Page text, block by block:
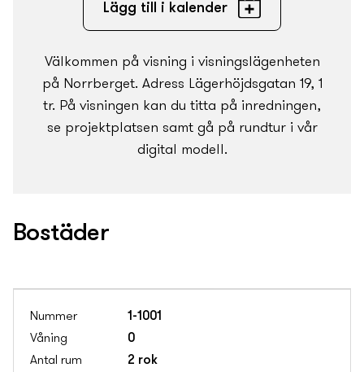
Lägg till i kalender
Välkommen på visning i visnings­lägenheten
på Norrberget. Adress Lägerhöjdsgatan 19, 1
tr. På visningen kan du titta på inredningen,
se projektplatsen samt gå på rundtur i vår
digital modell.
Bostäder
1-1001
0
2 rok